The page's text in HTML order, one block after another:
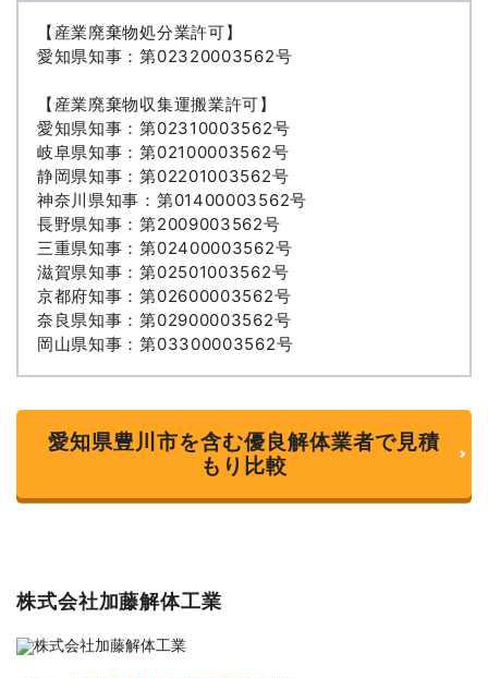
【産業廃棄物処分業許可】
愛知県知事：第02320003562号
【産業廃棄物収集運搬業許可】
愛知県知事：第02310003562号
岐阜県知事：第02100003562号
静岡県知事：第02201003562号
神奈川県知事：第01400003562号
長野県知事：第2009003562号
三重県知事：第02400003562号
滋賀県知事：第02501003562号
京都府知事：第02600003562号
奈良県知事：第02900003562号
岡山県知事：第03300003562号
愛知県豊川市を含む優良解体業者で見積
もり比較
株式会社加藤解体工業